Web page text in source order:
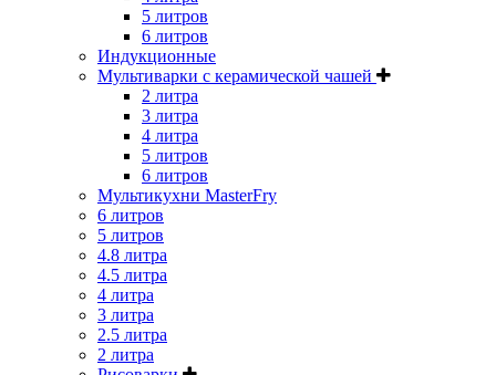
5 литров
6 литров
Индукционные
Мультиварки с керамической чашей
2 литра
3 литра
4 литра
5 литров
6 литров
Мультикухни MasterFry
6 литров
5 литров
4.8 литра
4.5 литра
4 литра
3 литра
2.5 литра
2 литра